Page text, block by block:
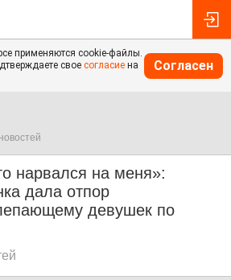
применяются cookie-файлы.
свое согласие на
Согласен
нарвался на меня»:
дала отпор
девушек по